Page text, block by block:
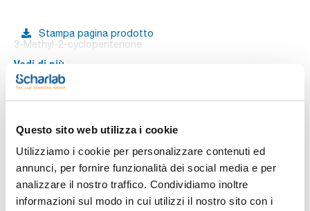
Questo sito web utilizza i cookie
Utilizziamo i cookie per personalizzare contenuti ed
annunci, per fornire funzionalità dei social media e per
analizzare il nostro traffico. Condividiamo inoltre
informazioni sul modo in cui utilizzi il nostro sito con i
Stampa pagina prodotto
3-Methyl-2-cyclopentenone
Vedi di più
Documentazione tecnica
TDS / Scheda tecnica
Registrati per i download
Registrati per i download
Sicurezza